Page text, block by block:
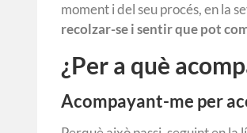
moment i del seu procés, en la
recolzar-se i sentir que pot
¿Per a què
Acompayant-me per